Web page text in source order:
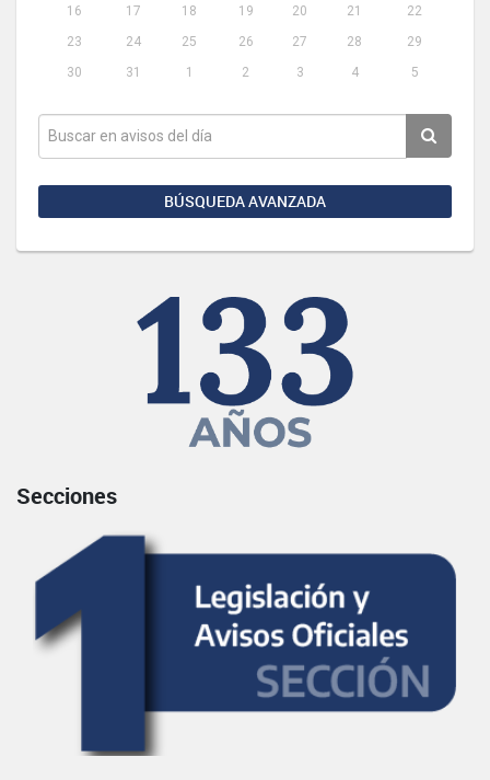
16
17 18 19 20 21
22
23
24 25 26 27 28
29
30
31 1 2 3 4 5
BÚSQUEDA AVANZADA
Secciones